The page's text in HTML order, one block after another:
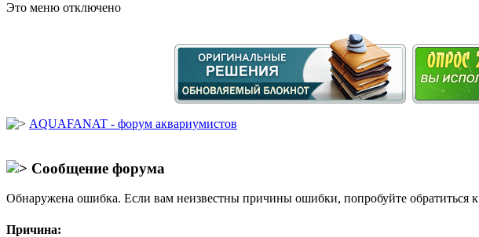
Это меню отключено
AQUAFANAT - форум аквариумистов
Сообщение форума
Обнаружена ошибка. Если вам неизвестны причины ошибки, попробуйте обратиться к
Причина: